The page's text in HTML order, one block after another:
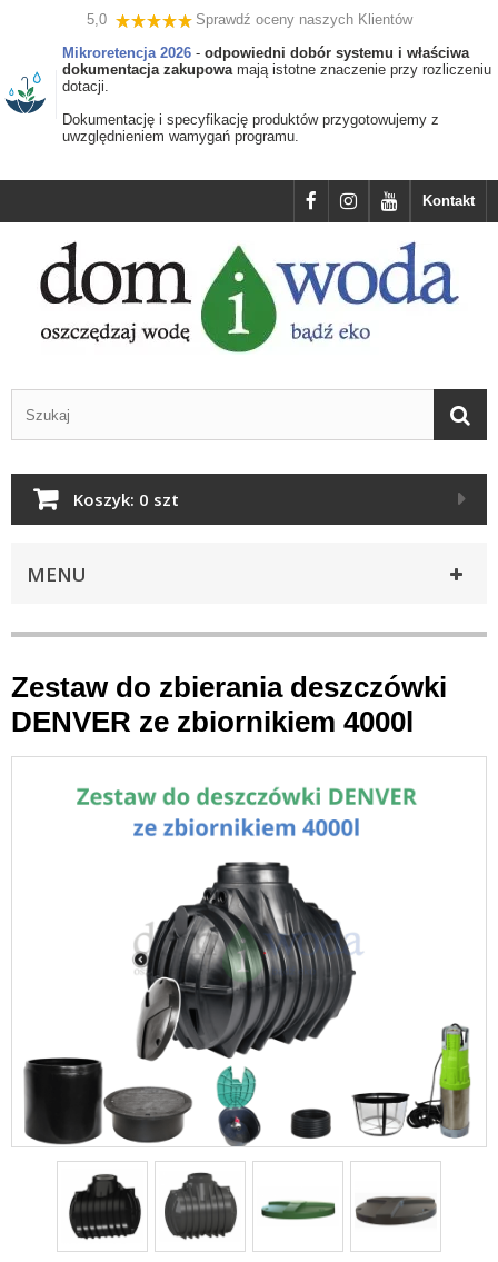
5,0
Sprawdź oceny naszych Klientów
Mikroretencja 2026 - odpowiedni dobór systemu i właściwa
dokumentacja zakupowamają istotne znaczenie przy rozliczeniu
dotacji.
Dokumentację i specyfikację produktów przygotowujemy z
uwzględnieniem wamygań programu.
Kontakt
Koszyk: 0 szt
MENU
Zestaw do zbierania deszczówki
DENVER ze zbiornikiem 4000l